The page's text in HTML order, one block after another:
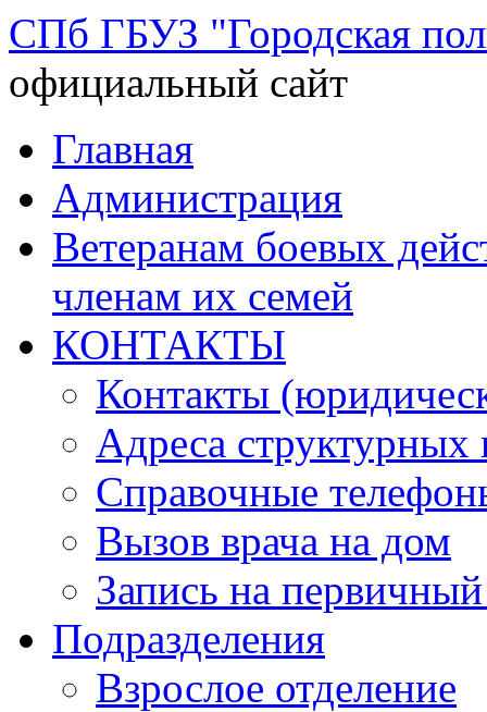
СПб ГБУЗ "Городская
официальный сайт
Перейти
содержимому
Главная
Администрация
Ветеранам боевых
членам их семей
КОНТАКТЫ
Контакты
Адреса структурных
Справочные
Вызов врача на дом
Запись на
Подразделения
Взрослое отделение